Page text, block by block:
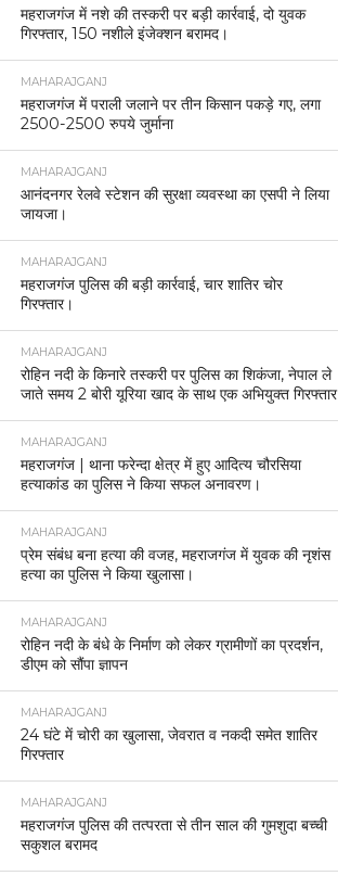
महराजगंज में नशे की तस्करी पर बड़ी कार्रवाई, दो युवक
गिरफ्तार, 150 नशीले इंजेक्शन बरामद।
MAHARAJGANJ
महराजगंज में पराली जलाने पर तीन किसान पकड़े गए, लगा
2500-2500 रुपये जुर्माना
MAHARAJGANJ
आनंदनगर रेलवे स्टेशन की सुरक्षा व्यवस्था का एसपी ने लिया
जायजा।
MAHARAJGANJ
महराजगंज पुलिस की बड़ी कार्रवाई, चार शातिर चोर
गिरफ्तार।
MAHARAJGANJ
रोहिन नदी के किनारे तस्करी पर पुलिस का शिकंजा, नेपाल ले
जाते समय 2 बोरी यूरिया खाद के साथ एक अभियुक्त गिरफ्तार
MAHARAJGANJ
महराजगंज | थाना फरेन्दा क्षेत्र में हुए आदित्य चौरसिया
हत्याकांड का पुलिस ने किया सफल अनावरण।
MAHARAJGANJ
प्रेम संबंध बना हत्या की वजह, महराजगंज में युवक की नृशंस
हत्या का पुलिस ने किया खुलासा।
MAHARAJGANJ
रोहिन नदी के बंधे के निर्माण को लेकर ग्रामीणों का प्रदर्शन,
डीएम को सौंपा ज्ञापन
MAHARAJGANJ
24 घंटे में चोरी का खुलासा, जेवरात व नकदी समेत शातिर
गिरफ्तार
MAHARAJGANJ
महराजगंज पुलिस की तत्परता से तीन साल की गुमशुदा बच्ची
सकुशल बरामद